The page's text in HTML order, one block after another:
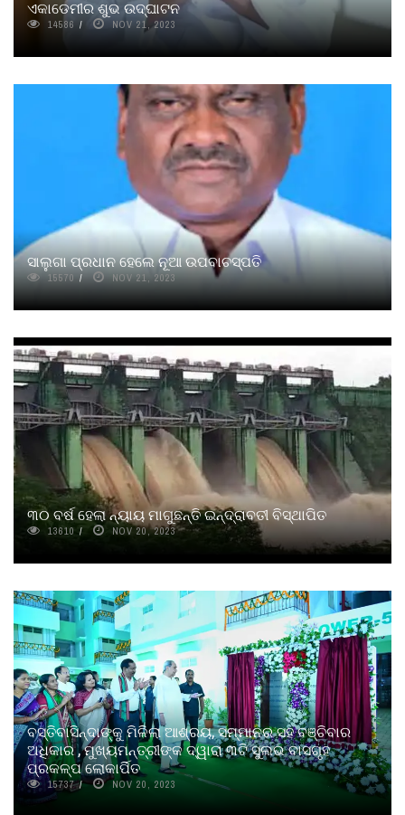
ଏକାଡେମୀର ଶୁଭ ଉଦ୍‌ଘାଟନ
14586 NOV 21, 2023
ସାଲୁଗା ପ୍ରଧାନ ହେଲେ ନୂଆ ଉପବାଚସ୍ପତି
15570 NOV 21, 2023
୩୦ ବର୍ଷ ହେଲା ନ୍ୟାୟ ମାଗୁଛନ୍ତି ଇନ୍ଦ୍ରାବତୀ ବିସ୍ଥାପିତ
13610 NOV 20, 2023
ବସ୍ତିବାସିନ୍ଦାଙ୍କୁ ମିଳିଲା ଆଶ୍ରୟ, ସମ୍ମାନର ସହ ବଞ୍ଚିବାର
ଅଧିକାର , ମୁଖ୍ୟମନ୍ତ୍ରୀଙ୍କ ଦ୍ୱାରା ୩ଟି ସୁଲଭ ବାସଗୃହ
ପ୍ରକଳ୍ପ ଲୋକାର୍ପିତ
15737 NOV 20, 2023